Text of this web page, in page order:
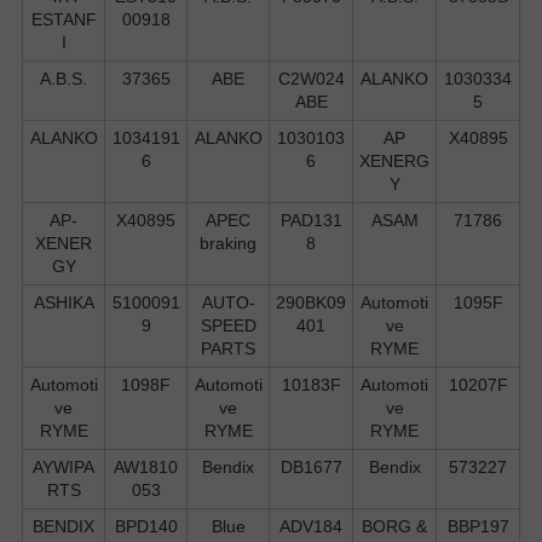
ESTANF
I
00918
A.B.S. 37365 ABE
C2W024
ABE
ALANKO
1030334
5
ALANKO
1034191
6
ALANKO
1030103
6
AP
XENERG
Y
X40895
AP-
XENER
GY
X40895
APEC
braking
PAD131
8
ASAM 71786
ASHIKA
5100091
9
AUTO-
SPEED
PARTS
290BK09
401
Automoti
ve
RYME
1095F
Automoti
ve
RYME
1098F
Automoti
ve
RYME
10183F
Automoti
ve
RYME
10207F
AYWIPA
RTS
AW1810
053
Bendix DB1677 Bendix 573227
BENDIX
BPD140
Blue
ADV184
BORG &
BBP197